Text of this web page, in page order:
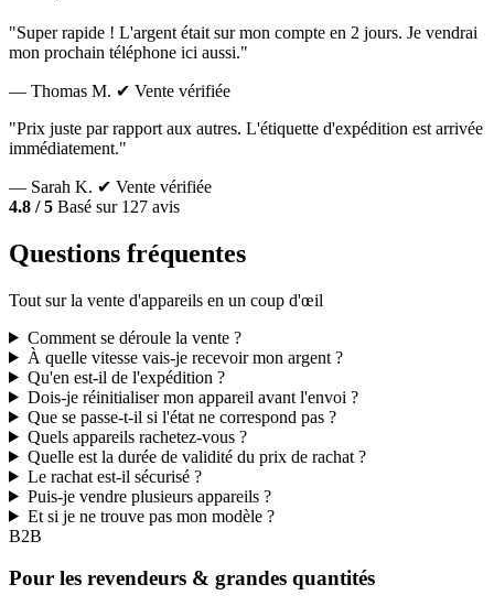
"Super rapide ! L'argent était sur mon compte en 2 jours. Je vendrai
mon prochain téléphone ici aussi."
— Thomas M. ✔ Vente vérifiée
"Prix juste par rapport aux autres. L'étiquette d'expédition est arrivée
immédiatement."
— Sarah K. ✔ Vente vérifiée
4.8 / 5 Basé sur 127 avis
Questions fréquentes
Tout sur la vente d'appareils en un coup d'œil
Comment se déroule la vente ?
À quelle vitesse vais-je recevoir mon argent ?
Qu'en est-il de l'expédition ?
Dois-je réinitialiser mon appareil avant l'envoi ?
Que se passe-t-il si l'état ne correspond pas ?
Quels appareils rachetez-vous ?
Quelle est la durée de validité du prix de rachat ?
Le rachat est-il sécurisé ?
Puis-je vendre plusieurs appareils ?
Et si je ne trouve pas mon modèle ?
B2B
Pour les revendeurs & grandes quantités